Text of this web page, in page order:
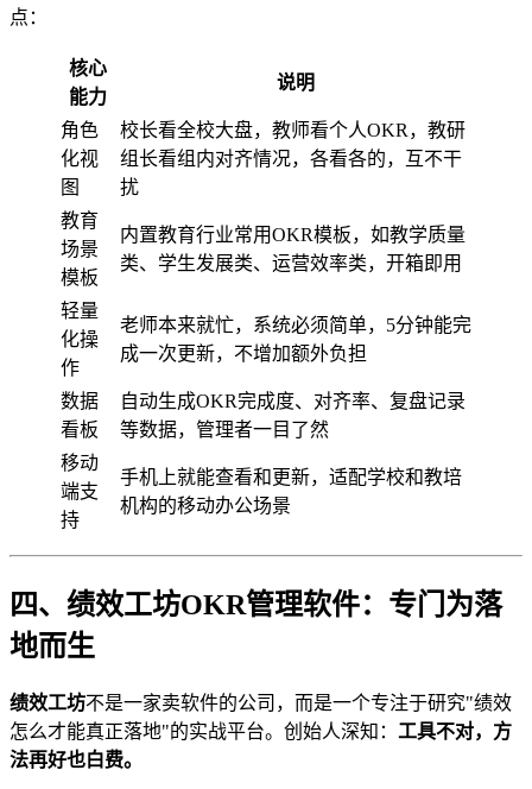
点：
核心
能力
说明
角色
化视
图
校长看全校大盘，教师看个人OKR，教研
组长看组内对齐情况，各看各的，互不干
扰
教育
场景
模板
内置教育行业常用OKR模板，如教学质量
类、学生发展类、运营效率类，开箱即用
轻量
化操
作
老师本来就忙，系统必须简单，5分钟能完
成一次更新，不增加额外负担
数据
看板
自动生成OKR完成度、对齐率、复盘记录
等数据，管理者一目了然
移动
端支
持
手机上就能查看和更新，适配学校和教培
机构的移动办公场景
四、绩效工坊OKR管理软件：专门为落
地而生
绩效工坊不是一家卖软件的公司，而是一个专注于研究"绩效
怎么才能真正落地"的实战平台。创始人深知： 工具不对，方
法再好也白费。